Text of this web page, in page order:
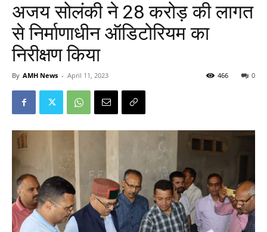
अजय सोलंकी ने 28 करोड़ की लागत
से निर्माणाधीन ऑडिटोरियम का
निरीक्षण किया
By AMH News - April 11, 2023 0
466